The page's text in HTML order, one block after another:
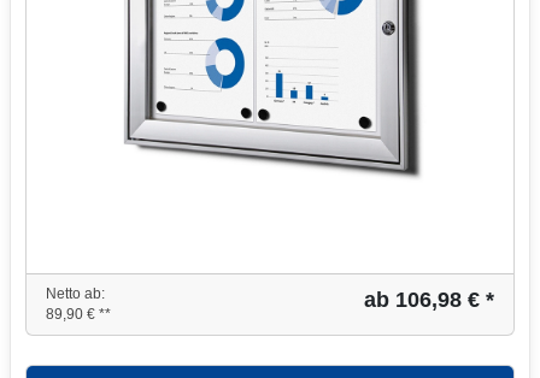
Netto ab:
89,90 € **
ab 106,98 € *